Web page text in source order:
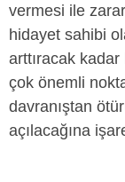
vermesi ile
hidayet sahibi
arttıracak
çok önemli
davranıştan
açılacağına